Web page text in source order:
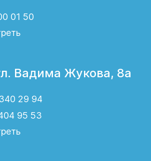
01 50
Вадима Жукова, 8а
29 94
95 53